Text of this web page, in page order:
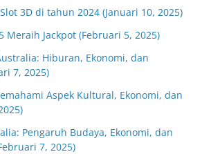
3D di tahun 2024 (Januari 10, 2025)
Meraih Jackpot (Februari 5, 2025)
Hiburan, Ekonomi, dan
7, 2025)
Aspek Kultural, Ekonomi, dan
Pengaruh Budaya, Ekonomi, dan
7, 2025)